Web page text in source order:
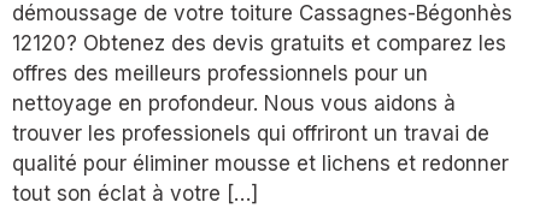
démoussage de votre toiture Cassagnes-Bégonhès
12120? Obtenez des devis gratuits et comparez les
offres des meilleurs professionnels pour un
nettoyage en profondeur. Nous vous aidons à
trouver les professionels qui offriront un travai de
qualité pour éliminer mousse et lichens et redonner
tout son éclat à votre […]